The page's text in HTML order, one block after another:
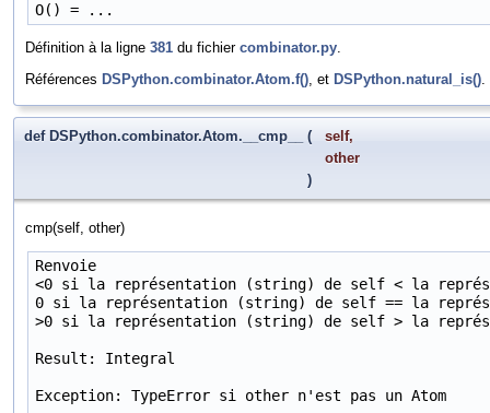
O() = ...
Définition à la ligne 381 du fichier combinator.py.
Références DSPython.combinator.Atom.f(), et DSPython.natural_is().
def DSPython.combinator.Atom.__cmp__ ( self,
other
)
cmp(self, other)
Renvoie
<0 si la représentation (string) de self < la
0 si la représentation (string) de self == la
>0 si la représentation (string) de self > la
Result: Integral
Exception: TypeError si other n'est pas un Atom